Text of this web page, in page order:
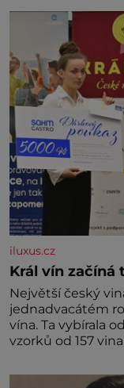
nedávno přečetli.
kdyby se paměť
iluxus.cz
Král vín začíná
Největší český
jednadvacátém
vína. Ta vybírala